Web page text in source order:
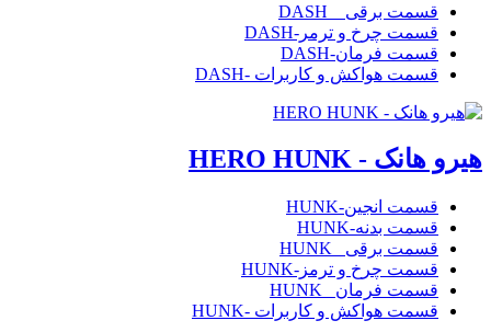
قسمت برقی _ DASH
قسمت چرخ و ترمر-DASH
قسمت فرمان-DASH
قسمت هواکش و کاربرات -DASH
هیرو هانک - HERO HUNK
قسمت انجین-HUNK
قسمت بدنه-HUNK
قسمت برقی _HUNK
قسمت چرخ و ترمز-HUNK
قسمت فرمان _HUNK
قسمت هواکش و کاربرات -HUNK